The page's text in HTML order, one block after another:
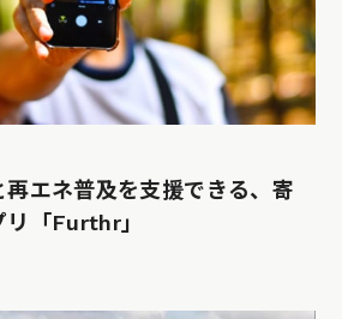
エネ普及を支援できる、寄
「Furthr」